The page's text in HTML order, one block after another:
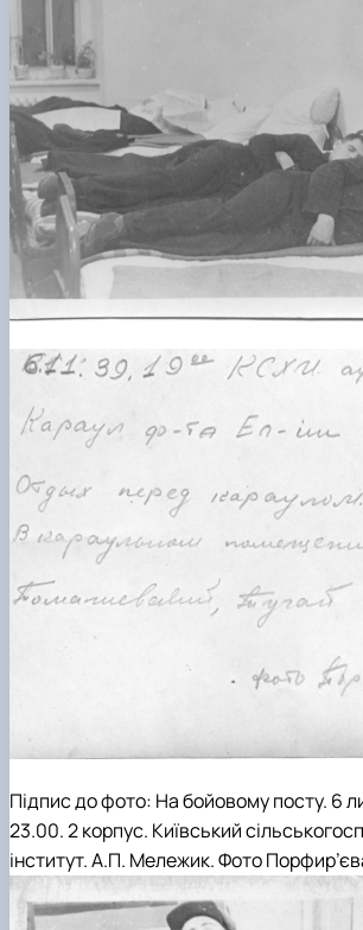
Підпис до фото: На бойовому посту. 6
23.00. 2 корпус. Київський
інститут.А.П. Мележик.Фото